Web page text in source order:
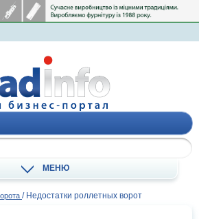
МЕНЮ
/ Недостатки роллетных ворот